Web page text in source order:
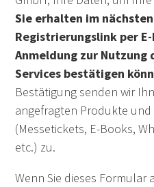
Sie erhalten im
Registrierungslink per
Anmeldung zur
Services bestätigen
Bestätigung senden wir
angefragten Produkte
(Messetickets, E-Books,
etc.) zu.
Wenn Sie dieses Formular